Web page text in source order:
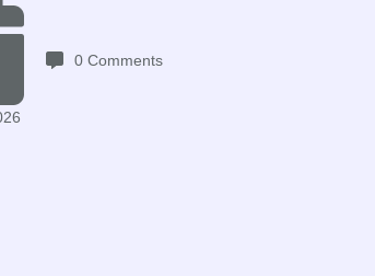
0 Comments